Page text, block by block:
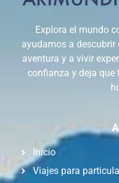
Explora el mundo
ayudamos a
aventura y a vivir
confianza y deja que
Inicio
Viajes para